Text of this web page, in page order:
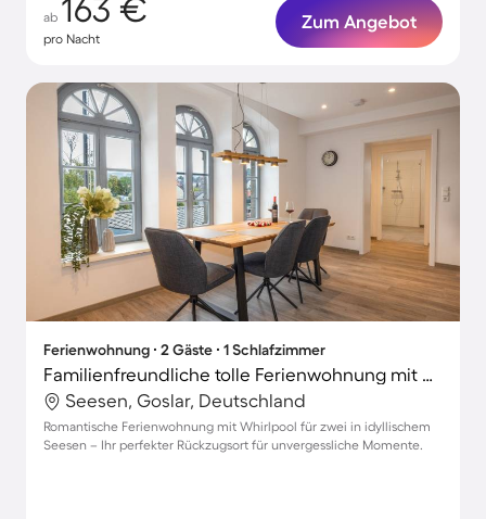
ab 163 €
pro Nacht
Zum Angebot
Ferienwohnung ∙ 2 Gäste ∙ 1 Schlafzimmer
Familienfreundliche tolle Ferienwohnung mit Whirlpool
Seesen, Goslar, Deutschland
Romantische Ferienwohnung mit Whirlpool für zwei in idyllischem
Seesen – Ihr perfekter Rückzugsort für unvergessliche Momente.